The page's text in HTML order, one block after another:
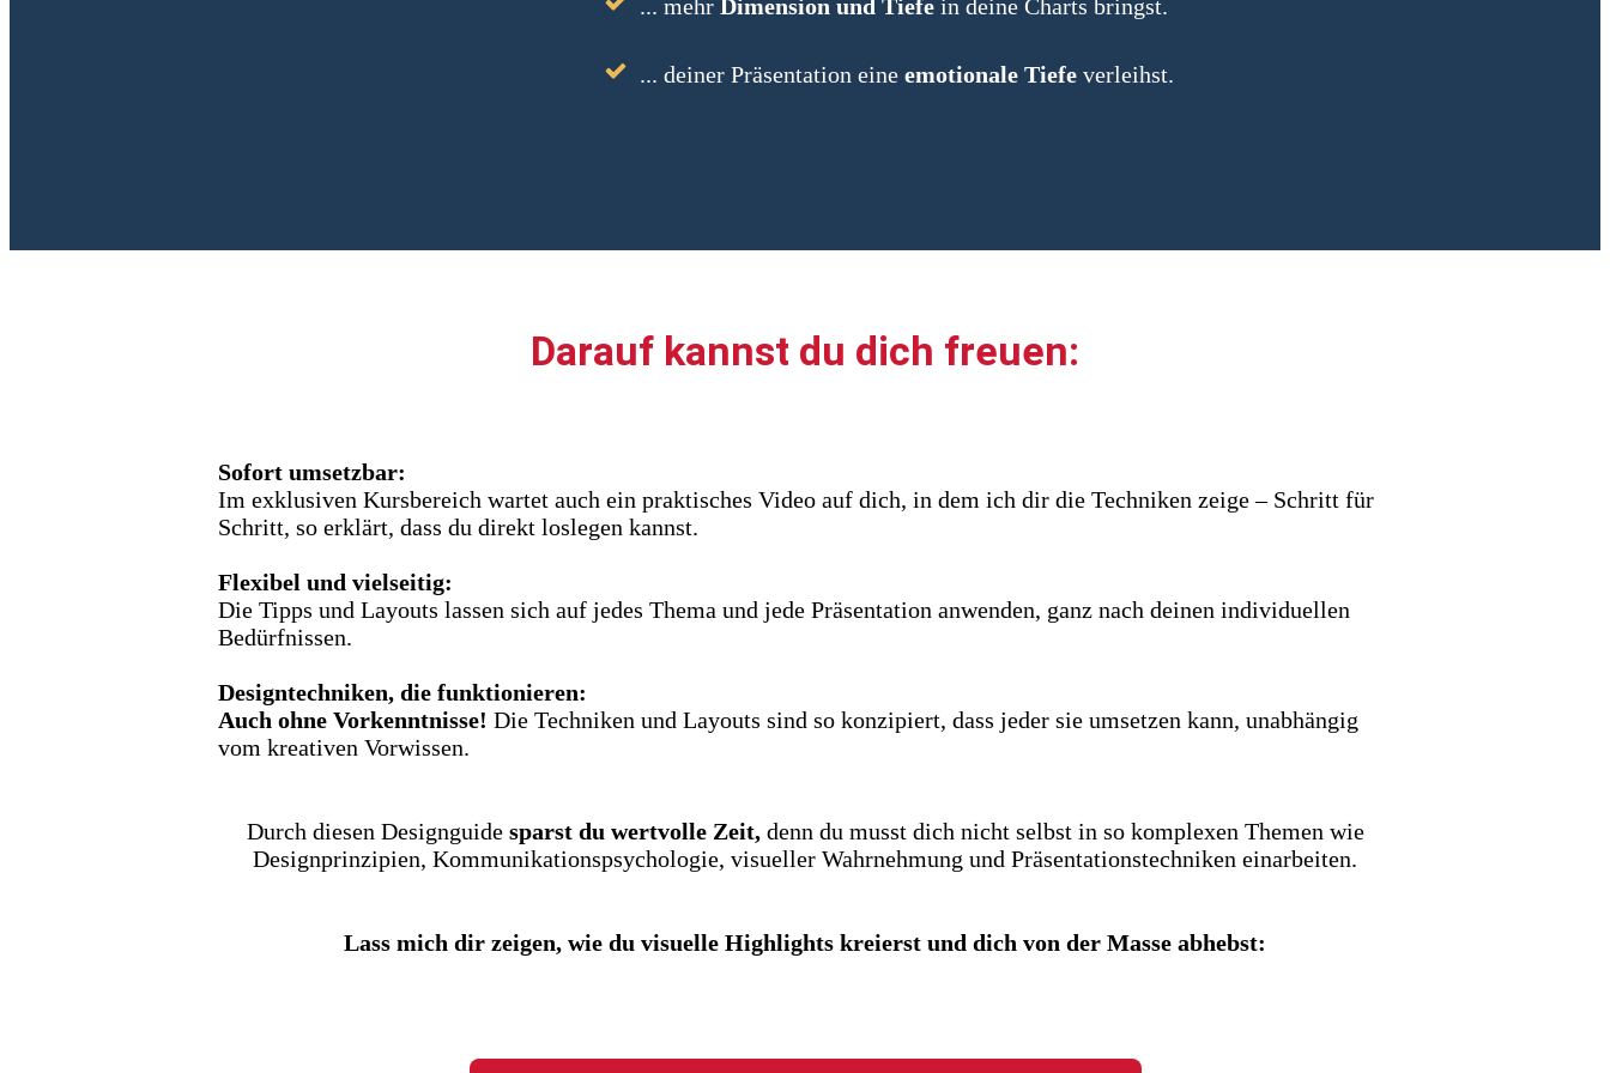
... mehr Dimension und Tiefein deine Charts bringst.
... deiner Präsentation eine emotionale Tiefeverleihst.
Darauf kannst du dich freuen:
Sofort umsetzbar:
Im exklusiven Kursbereich wartet auch ein praktisches Video auf dich, in dem ich dir die Techniken zeige – Schritt für
Schritt, so erklärt, dass du direkt loslegen kannst.
Flexibel und vielseitig:
Die Tipps und Layouts lassen sich auf jedes Thema und jede Präsentation anwenden, ganz nach deinen individuellen
Bedürfnissen.
Designtechniken, die funktionieren:
Auch ohne Vorkenntnisse! Die Techniken und Layouts sind so konzipiert, dass jeder sie umsetzen kann, unabhängig
vom kreativen Vorwissen.
Durch diesen Designguide sparst du wertvolle Zeit,denn du musst dich nicht selbst in so komplexen Themen wie
Designprinzipien, Kommunikationspsychologie, visueller Wahrnehmung und Präsentationstechniken einarbeiten.
Lass mich dir zeigen, wie du visuelle Highlights kreierst und dich von der Masse abhebst: